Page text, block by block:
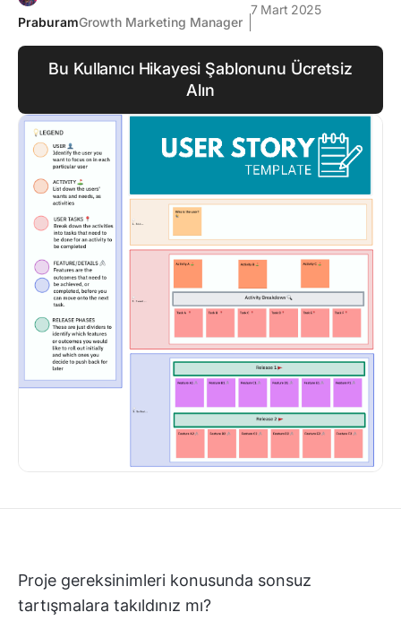
PraburamGrowth Marketing Manager
7 Mart 2025
Bu Kullanıcı Hikayesi Şablonunu Ücretsiz
Alın
Proje gereksinimleri konusunda sonsuz
tartışmalara takıldınız mı?